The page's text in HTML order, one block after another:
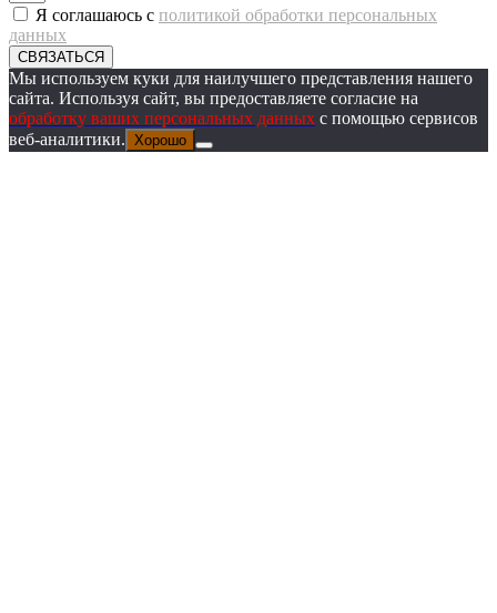
Я соглашаюсь с политикой обработки персональных
данных
СВЯЗАТЬСЯ
Мы используем куки для наилучшего представления нашего
сайта. Используя сайт, вы предоставляете согласие на
обработку ваших персональных данных с помощью сервисов
веб-аналитики. Хорошо